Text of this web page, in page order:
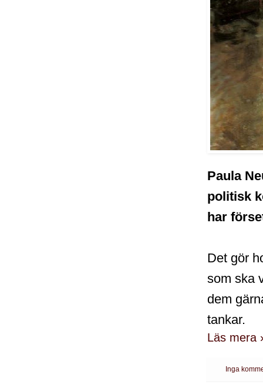
Paula
politisk
har
Det gör
som ska
dem
tankar.
Läs mera
Inga